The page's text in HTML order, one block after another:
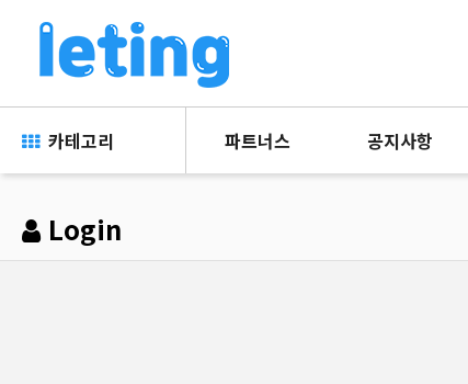
카테고리 파트너스 공지사항
Login